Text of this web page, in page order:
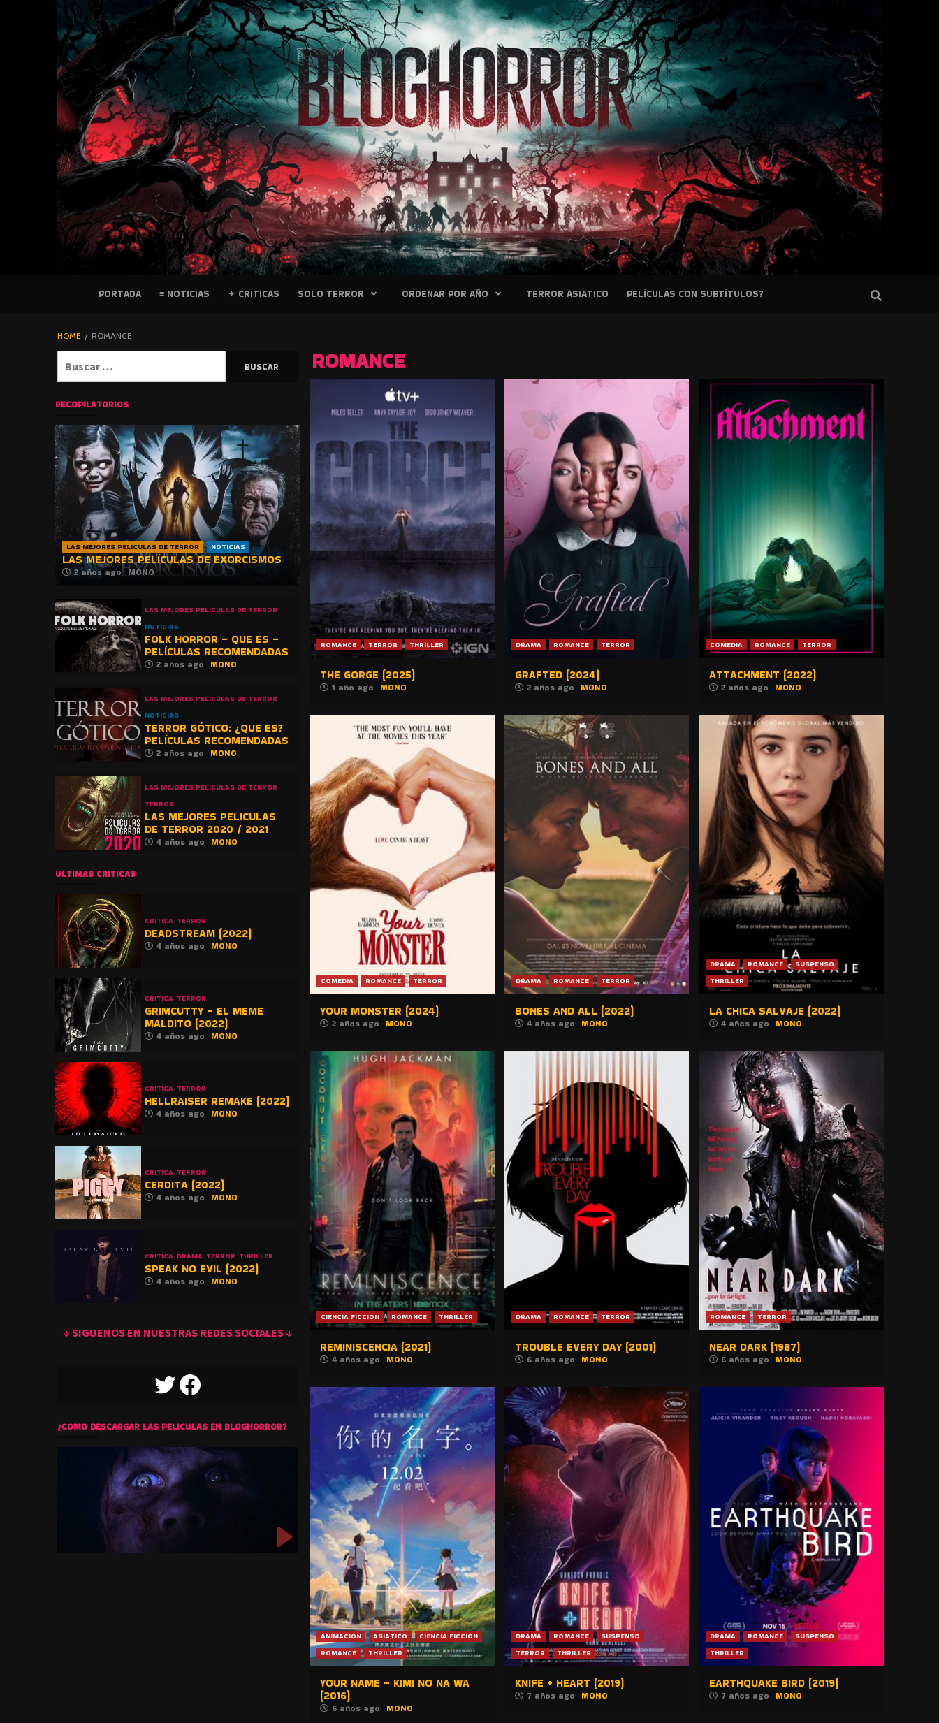
PELICULAS
BLOGHORROR
⋆
PORTADA ≡ NOTICIAS ✦ CRITICAS SOLO TERROR ORDENAR POR AÑO TERROR ASIATICO PELÍCULAS CON SUBTÍTULOS?
HOME ROMANCE
ROMANCE
ROMANCE TERROR THRILLER
THE GORGE (2025)
1 año ago MONO
DRAMA ROMANCE TERROR
GRAFTED (2024)
2 años ago MONO
COMEDIA ROMANCE TERROR
ATTACHMENT (2022)
2 años ago MONO
COMEDIA ROMANCE TERROR
YOUR MONSTER (2024)
2 años ago MONO
DRAMA ROMANCE TERROR
BONES AND ALL (2022)
4 años ago MONO
DRAMA ROMANCE
SUSPENSO
THRILLER
LA CHICA SALVAJE (2022)
4 años ago MONO
CIENCIA FICCION ROMANCE THRILLER
REMINISCENCIA (2021)
4 años ago MONO
DRAMA ROMANCE TERROR
TROUBLE EVERY DAY (2001)
6 años ago MONO
ROMANCE TERROR
NEAR DARK (1987)
6 años ago MONO
ANIMACION ASIATICO
CIENCIA FICCION
ROMANCE
THRILLER
YOUR NAME – KIMI NO NA WA
(2016)
6 años ago MONO
DRAMA ROMANCE
SUSPENSO
TERROR
THRILLER
KNIFE + HEART (2019)
7 años ago MONO
DRAMA ROMANCE
SUSPENSO
THRILLER
EARTHQUAKE BIRD (2019)
7 años ago MONO
RECOPILATORIOS
LAS MEJORES PELICULAS DE TERROR NOTICIAS
LAS MEJORES PELÍCULAS DE EXORCISMOS
2 años ago MONO
LAS MEJORES PELICULAS DE TERROR
NOTICIAS
FOLK HORROR – QUE ES –
PELÍCULAS RECOMENDADAS
2 años ago MONO
LAS MEJORES PELICULAS DE TERROR
NOTICIAS
TERROR GÓTICO: ¿QUE ES?
PELÍCULAS RECOMENDADAS
2 años ago MONO
LAS MEJORES PELICULAS DE TERROR
TERROR
LAS MEJORES PELICULAS
DE TERROR 2020 / 2021
4 años ago MONO
ULTIMAS CRITICAS
CRITICA TERROR
DEADSTREAM (2022)
4 años ago MONO
CRITICA TERROR
GRIMCUTTY – EL MEME
MALDITO (2022)
4 años ago MONO
CRITICA TERROR
HELLRAISER REMAKE (2022)
4 años ago MONO
CRITICA TERROR
CERDITA (2022)
4 años ago MONO
CRITICA DRAMA TERROR THRILLER
SPEAK NO EVIL (2022)
4 años ago MONO
↓ SIGUENOS EN NUESTRAS REDES SOCIALES ↓
TWITTERFACEBOOK
¿COMO DESCARGAR LAS PELICULAS EN BLOGHORROR?